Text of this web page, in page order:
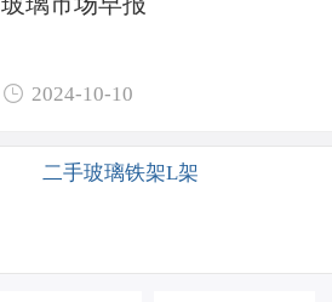
 2024-10-10
二手玻璃铁架L架